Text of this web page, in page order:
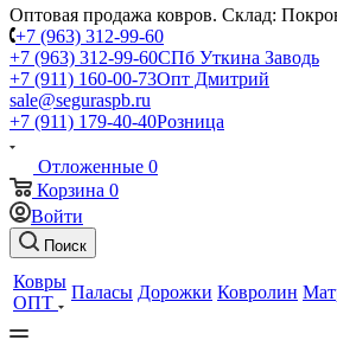
Оптовая продажа ковров. Склад:
+7 (963) 312-99-60
+7 (963) 312-99-60СПб Уткина Заводь
+7 (911) 160-00-73Опт Дмитрий
sale@seguraspb.ru
+7 (911) 179-40-40Розница
Отложенные 0
Корзина 0
Войти
Поиск
Ковры
ОПТ
Паласы Дорожки Ковролин